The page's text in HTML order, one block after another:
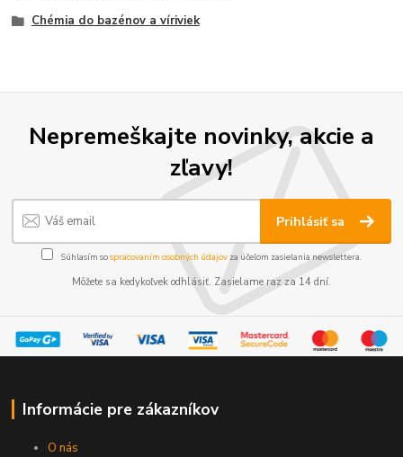
Chémia do bazénov a víriviek
Nepremeškajte novinky, akcie a
zľavy!
Prihlásiť sa
Súhlasím sospracovaním osobných údajov za účelom zasielania newslettera.
Môžete sa kedykoľvek odhlásiť. Zasielame raz za 14 dní.
Informácie pre zákazníkov
O nás